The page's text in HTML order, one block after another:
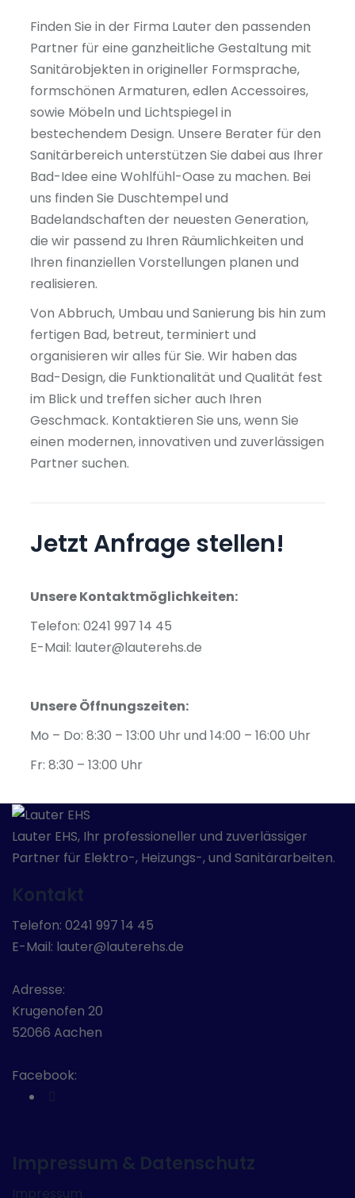
Finden Sie in der Firma Lauter den passenden
Partner für eine ganzheitliche Gestaltung mit
Sanitärobjekten in origineller Formsprache,
formschönen Armaturen, edlen Accessoires,
sowie Möbeln und Lichtspiegel in
bestechendem Design. Unsere Berater für den
Sanitärbereich unterstützen Sie dabei aus Ihrer
Bad-Idee eine Wohlfühl-Oase zu machen. Bei
uns finden Sie Duschtempel und
Badelandschaften der neuesten Generation,
die wir passend zu Ihren Räumlichkeiten und
Ihren finanziellen Vorstellungen planen und
realisieren.
Von Abbruch, Umbau und Sanierung bis hin zum
fertigen Bad, betreut, terminiert und
organisieren wir alles für Sie. Wir haben das
Bad-Design, die Funktionalität und Qualität fest
im Blick und treffen sicher auch Ihren
Geschmack. Kontaktieren Sie uns, wenn Sie
einen modernen, innovativen und zuverlässigen
Partner suchen.
Jetzt Anfrage stellen!
Unsere Kontaktmöglichkeiten:
Telefon: 0241 997 14 45
E-Mail: lauter@lauterehs.de
Unsere Öffnungszeiten:
Mo – Do: 8:30 – 13:00 Uhr und 14:00 – 16:00 Uhr
Fr: 8:30 – 13:00 Uhr
Lauter EHS, Ihr professioneller und zuverlässiger
Partner für Elektro-, Heizungs-, und Sanitärarbeiten.
Kontakt
Telefon: 0241 997 14 45
E-Mail: lauter@lauterehs.de
Adresse:
Krugenofen 20
52066 Aachen
Facebook:
Impressum & Datenschutz
Impressum